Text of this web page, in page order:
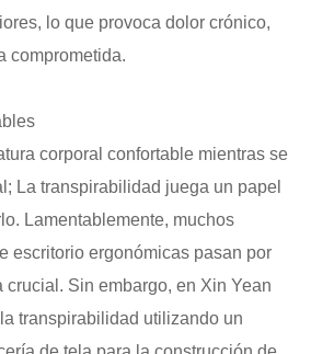
lo que provoca dolor crónico,
comprometida.
corporal confortable mientras se
La transpirabilidad juega un papel
Lamentablemente, muchos
escritorio ergonómicas pasan por
crucial. Sin embargo, en Xin Yean
transpirabilidad utilizando un